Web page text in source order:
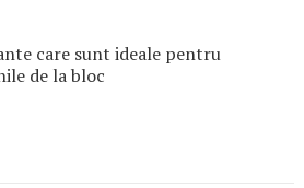
care sunt ideale pentru
de la bloc